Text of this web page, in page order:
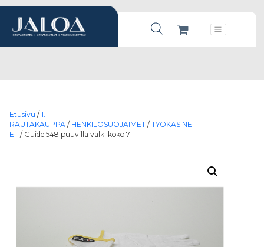
Products search
Päävalikko
Etusivu / 1.
RAUTAKAUPPA/ HENKILÖSUOJAIMET/ TYÖKÄSINE
ET/ Guide 548 puuvilla valk. koko 7